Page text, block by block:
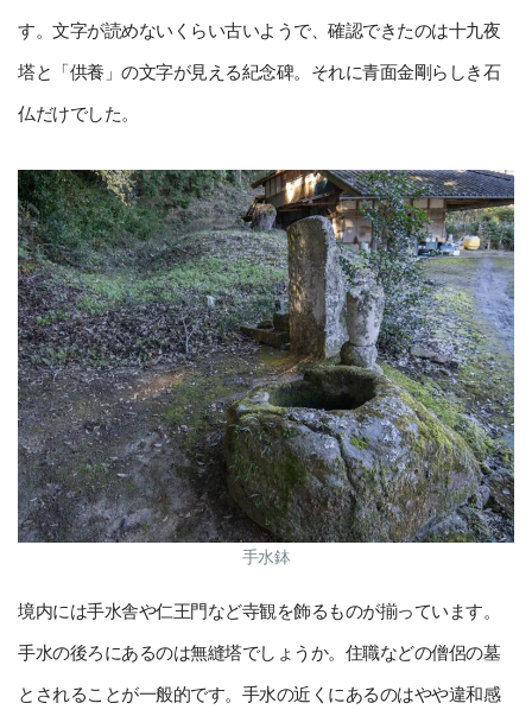
す。文字が読めないくらい古いようで、確認できたのは十九夜
塔と「供養」の文字が見える紀念碑。それに青面金剛らしき石
仏だけでした。
手水鉢
境内には手水舎や仁王門など寺観を飾るものが揃っています。
手水の後ろにあるのは無縫塔でしょうか。住職などの僧侶の墓
とされることが一般的です。手水の近くにあるのはやや違和感